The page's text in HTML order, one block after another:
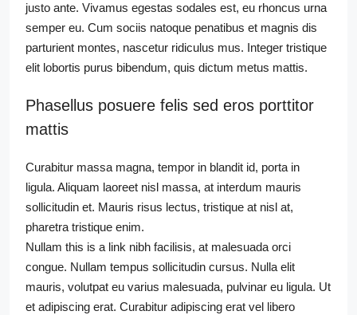
justo ante. Vivamus egestas sodales est, eu rhoncus urna
semper eu. Cum sociis natoque penatibus et magnis dis
parturient montes, nascetur ridiculus mus. Integer tristique
elit lobortis purus bibendum, quis dictum metus mattis.
Phasellus posuere felis sed eros porttitor
mattis
Curabitur massa magna, tempor in blandit id, porta in
ligula. Aliquam laoreet nisl massa, at interdum mauris
sollicitudin et. Mauris risus lectus, tristique at nisl at,
pharetra tristique enim.
Nullam this is a link nibh facilisis, at malesuada orci
congue. Nullam tempus sollicitudin cursus. Nulla elit
mauris, volutpat eu varius malesuada, pulvinar eu ligula. Ut
et adipiscing erat. Curabitur adipiscing erat vel libero